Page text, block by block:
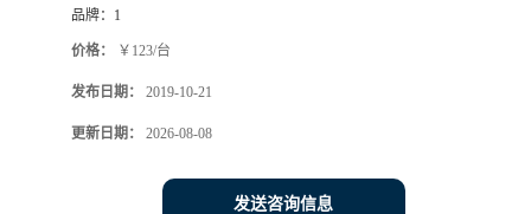
品牌： 1
价格： ￥123/台
发布日期： 2019-10-21
更新日期： 2026-08-08
发送咨询信息